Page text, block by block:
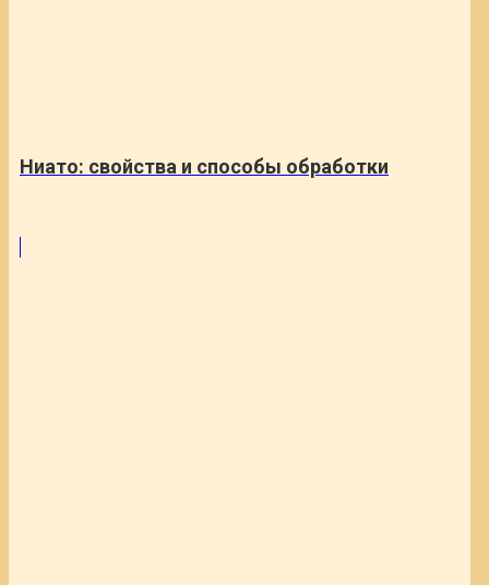
Ниато: свойства и способы обработки